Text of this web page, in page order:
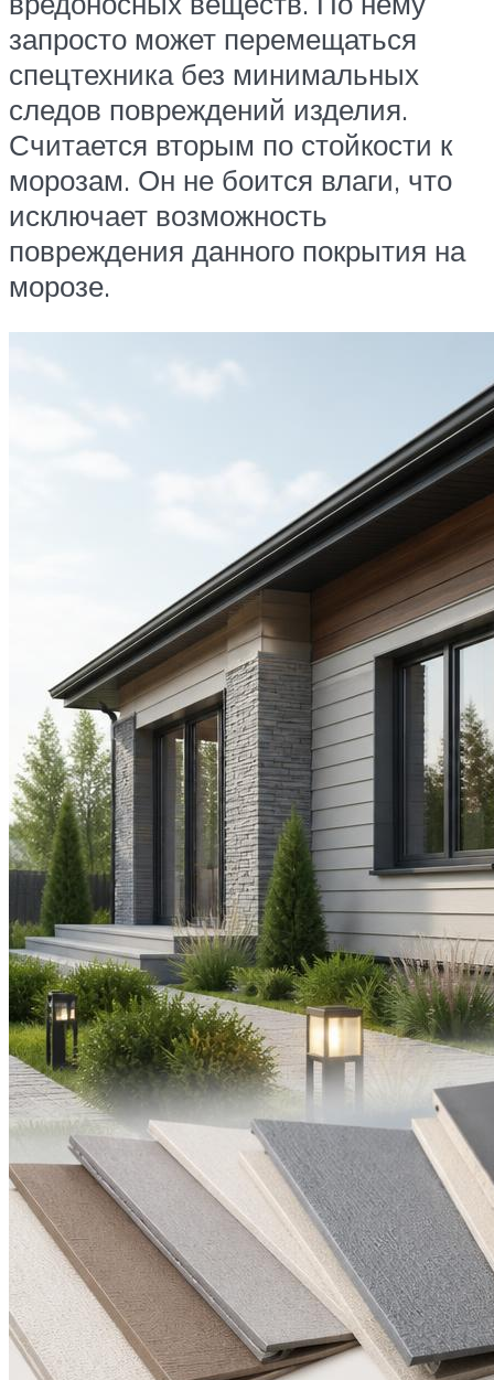
запросто может перемещаться
спецтехника без минимальных
следов повреждений изделия.
Считается вторым по стойкости к
морозам. Он не боится влаги, что
исключает возможность
повреждения данного покрытия на
морозе.